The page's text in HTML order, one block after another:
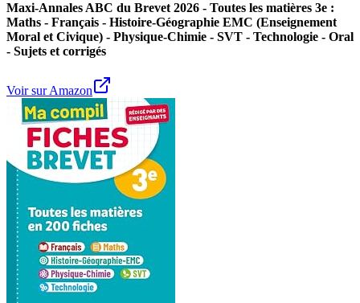
Maxi-Annales ABC du Brevet 2026 - Toutes les matières 3e :
Maths - Français - Histoire-Géographie EMC (Enseignement
Moral et Civique) - Physique-Chimie - SVT - Technologie - Oral
- Sujets et corrigés
Voir sur Amazon